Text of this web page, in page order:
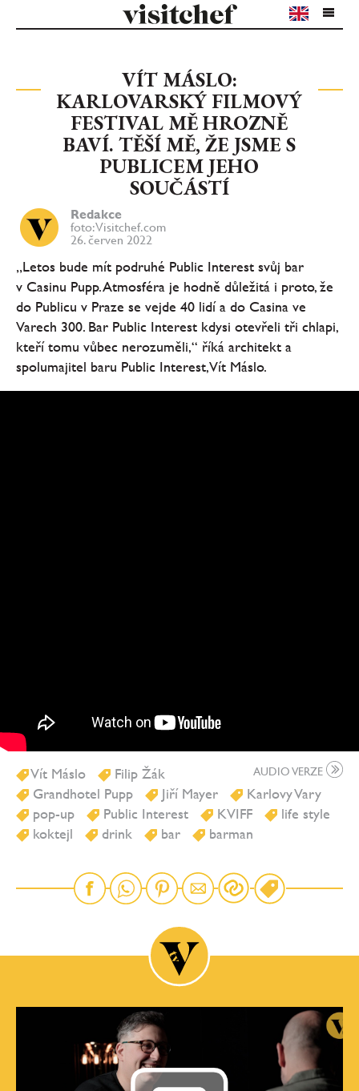
VÍT MÁSLO:
KARLOVARSKÝ FILMOVÝ
FESTIVAL MĚ HROZNĚ
BAVÍ. TĚŠÍ MĚ, ŽE JSME S
PUBLICEM JEHO
SOUČÁSTÍ
Redakce
foto: Visitchef.com
26. červen 2022
„Letos bude mít podruhé Public Interest svůj bar
v Casinu Pupp. Atmosféra je hodně důležitá i proto, že
do Publicu v Praze se vejde 40 lidí a do Casina ve
Varech 300. Bar Public Interest kdysi otevřeli tři chlapi,
kteří tomu vůbec nerozuměli,“ říká architekt a
spolumajitel baru Public Interest, Vít Máslo.
AUDIO VERZE
Vít Máslo
Filip Žák
Grandhotel Pupp
Jiří Mayer
Karlovy Vary
pop-up
Public Interest KVIFF
life style
koktejl
drink bar barman